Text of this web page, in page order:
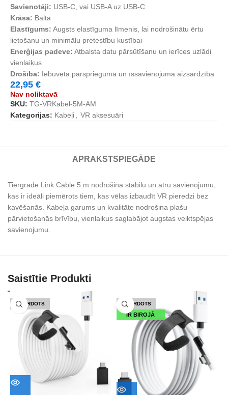
Savienotāji: USB-C, vai USB-A uz USB-C
Krāsa: Balta
Elastīgums: Augsts elastīguma līmenis, lai nodrošinātu ērtu
lietošanu un minimālu pretestību kustībai
Enerģijas padeve: Atbalsta datu pārsūtīšanu un ierīces uzlādi
vienlaikus
Drošība: Iebūvēta pārsprieguma un īssavienojuma aizsardzība
22,95 €
Nav noliktavā
SKU: TG-VRKabel-5M-AM
Kategorijas: Kabeļi VR aksesuāri
APRAKSTS PIEGĀDE
Tiergrade Link Cable 5 m nodrošina stabilu un ātru savienojumu,
kas ir ideāli piemērots tiem, kas vēlas izbaudīt VR pieredzi bez
kavēšanās. Kabeļa garums un kvalitāte nodrošina plašu
pārvietošanās brīvību, vienlaikus saglabājot augstas veiktspējas
savienojumu.
Saistītie Produkti
IZPĀRDOTS IZPĀRDOTS
IR BIROJĀ